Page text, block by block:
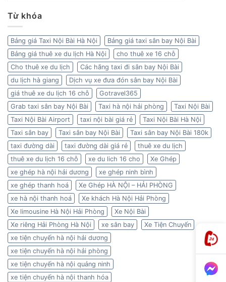
Từ khóa
Bảng giá Taxi Nội Bài Hà Nội
Bảng giá taxi sân bay Nội Bài
Bảng giá thuê xe du lịch Hà Nội
cho thuê xe 16 chỗ
Cho thuê xe du lịch
Các hãng taxi đi sân bay Nội Bài
du lịch hà giang
Dịch vụ xe đưa đón sân bay Nội Bài
giá thuê xe du lịch 16 chỗ
Gotravel365
Grab taxi sân bay Nội Bài
Taxi hà nội hải phòng
Taxi Nội Bài
Taxi Nội Bài Airport
taxi nội bài giá rẻ
Taxi Nội Bài Hà Nội
Taxi sân bay
Taxi sân bay Nội Bài
Taxi sân bay Nội Bài 180k
taxi đường dài
taxi đường dài giá rẻ
thuê xe du lịch
thuê xe du lịch 16 chỗ
xe du lich 16 cho
Xe Ghép
xe ghép hà nội hải dương
xe ghép ninh bình
xe ghép thanh hoá
Xe Ghép HÀ NỘI – HẢI PHÒNG
xe hà nội thanh hoá
Xe khách Hà Nội Hải Phòng
Xe limousine Hà Nội Hải Phòng
Xe Nội Bài
Xe riêng Hải Phòng Hà Nội
xe sân bay
Xe Tiện Chuyến
xe tiện chuyến hà nội hải dương
xe tiện chuyến hà nội hải phòng
xe tiện chuyến hà nội quảng ninh
xe tiện chuyến hà nội thanh hóa